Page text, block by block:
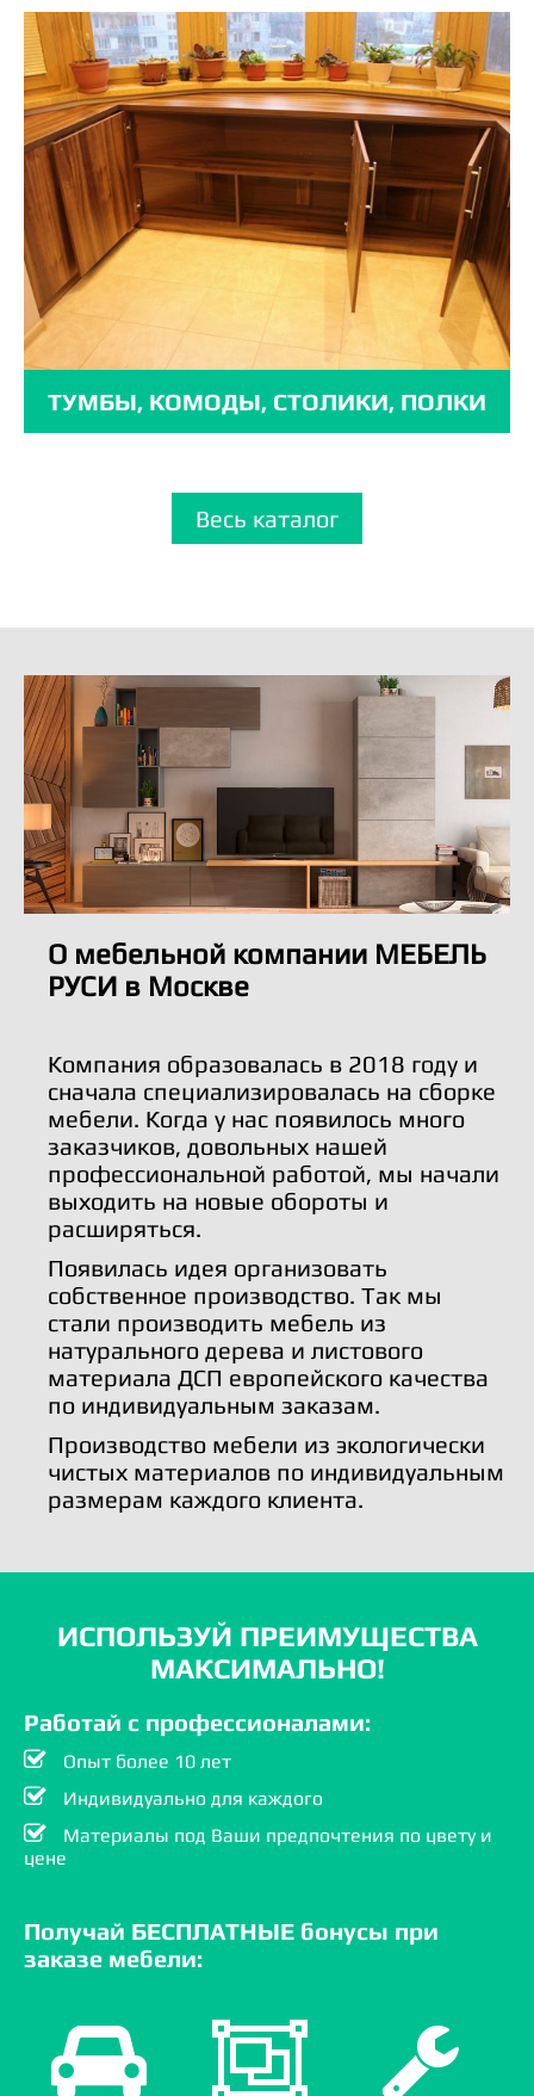
ТУМБЫ, КОМОДЫ, СТОЛИКИ, ПОЛКИ
Весь каталог
О мебельной компании МЕБЕЛЬ
РУСИ в Москве
Компания образовалась в 2018 году и
сначала специализировалась на сборке
мебели. Когда у нас появилось много
заказчиков, довольных нашей
профессиональной работой, мы начали
выходить на новые обороты и
расширяться.
Появилась идея организовать
собственное производство. Так мы
стали производить мебель из
натурального дерева и листового
материала ДСП европейского качества
по индивидуальным заказам.
Производство мебели из экологически
чистых материалов по индивидуальным
размерам каждого клиента.
ИСПОЛЬЗУЙ ПРЕИМУЩЕСТВА
МАКСИМАЛЬНО!
Работай с профессионалами:
Опыт более 10 лет
Индивидуально для каждого
Материалы под Ваши предпочтения по цвету и
цене
Получай БЕСПЛАТНЫЕ бонусы при
заказе мебели: